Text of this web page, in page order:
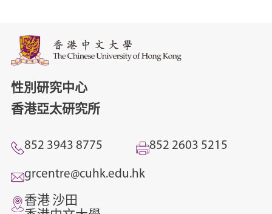
性別研究中心
香港亞太研究所
852 3943 8775 852 2603 5215
grcentre@cuhk.edu.hk
香港 沙田